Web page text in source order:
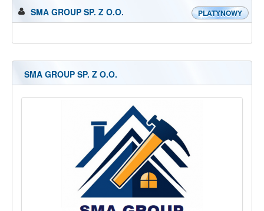
PLATYNOWY
SMA GROUP SP. Z O.O.
SMA GROUP SP. Z O.O.